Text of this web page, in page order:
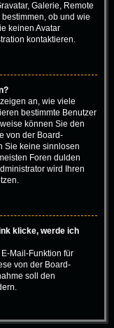
Galerie, Remote
ob und wie
keinen Avatar
kontaktieren.
an, wie viele
bestimmte Benutzer
können Sie den
von der Board-
Sie keine sinnlosen
Foren dulden
wird Ihren
klicke, werde ich
Mail-Funktion für
von der Board-
soll den